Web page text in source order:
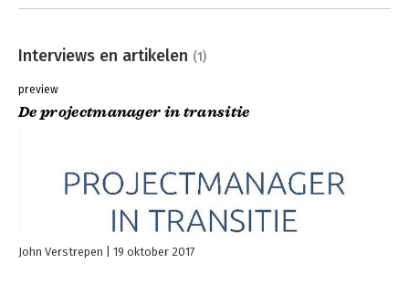
Interviews en artikelen (1)
preview
De projectmanager in transitie
John Verstrepen 19 oktober 2017